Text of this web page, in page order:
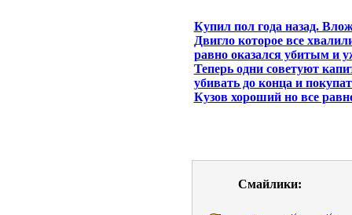
Купил пол года назад.
Двигло которое все
равно оказался убитым и
Теперь одни советуют
убивать до конца и
Кузов хороший но все
Смайлики: